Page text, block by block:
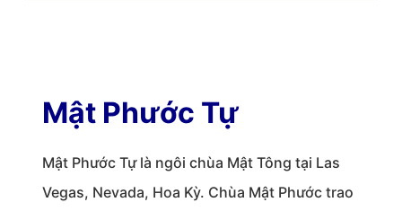
Mật Phước Tự
Mật Phước Tự là ngôi chùa Mật Tông tại Las
Vegas, Nevada, Hoa Kỳ. Chùa Mật Phước trao